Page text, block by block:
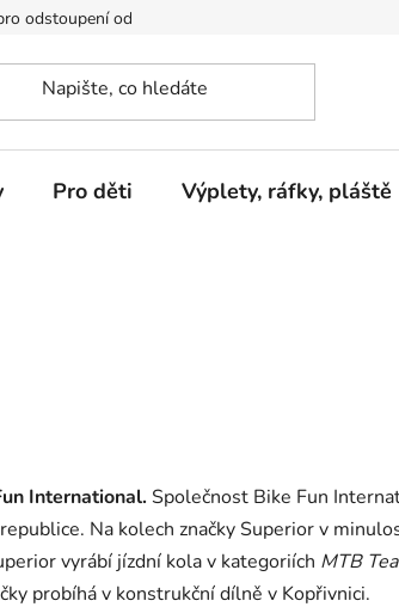
odstoupení od kupní smlouvy
Pro děti Výplety, ráfky, pláště
International. Společnost Bike Fun
Na kolech značky Superior v
vyrábí jízdní kola v kategoriích MTB
probíhá v konstrukční dílně v Kopřivnici.